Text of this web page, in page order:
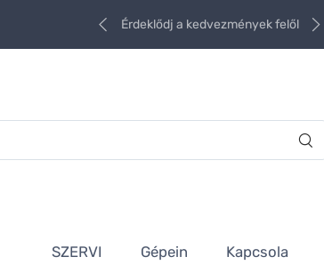
Érdeklődj a kedvezmények felől
SZERVI
Gépein
Kapcsola